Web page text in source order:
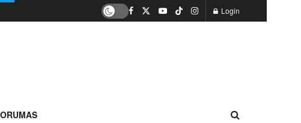
Login